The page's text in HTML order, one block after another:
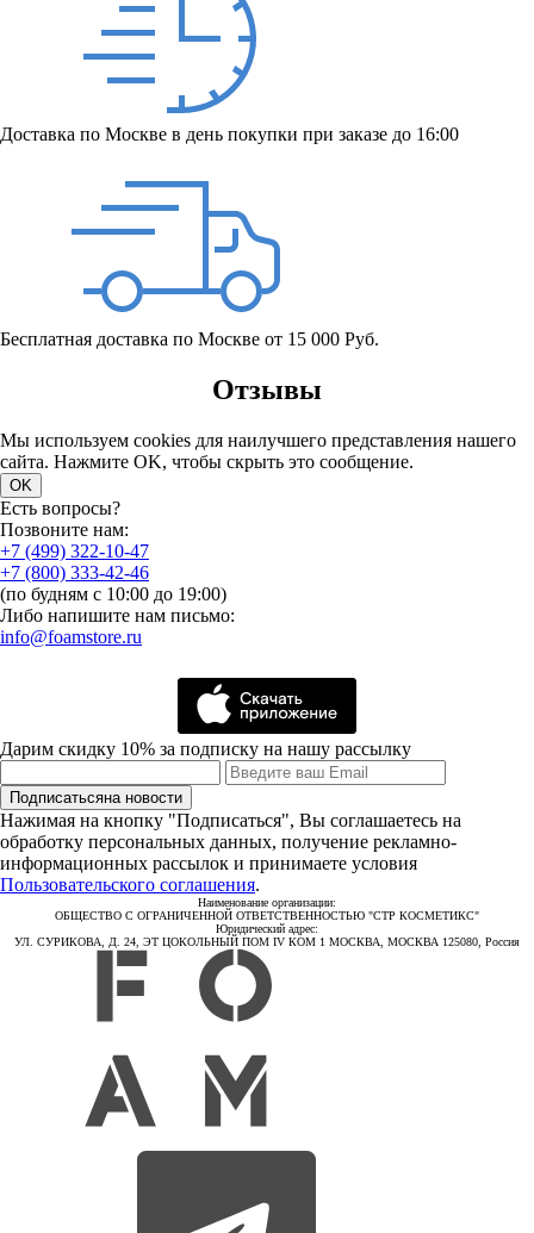
Доставка по Москве в день покупки при заказе до 16:00
Бесплатная доставка по Москве от 15 000 Руб.
Отзывы
Мы используем cookies для наилучшего представления нашего
сайта. Нажмите OK, чтобы скрыть это сообщение.
OK
Есть вопросы?
Позвоните нам:
+7 (499) 322-10-47
+7 (800) 333-42-46
(по будням с 10:00 до 19:00)
Либо напишите нам письмо:
info@foamstore.ru
Дарим скидку 10% за подписку на нашу рассылку
Подписатьсяна новости
Нажимая на кнопку "Подписаться", Вы соглашаетесь на
обработку персональных данных, получение рекламно-
информационных рассылок и принимаете условия
Пользовательского соглашения.
Наименование организации:
ОБЩЕСТВО С ОГРАНИЧЕННОЙ ОТВЕТСТВЕННОСТЬЮ "СТР КОСМЕТИКС"
Юридический адрес:
УЛ. СУРИКОВА, Д. 24, ЭТ ЦОКОЛЬНЫЙ ПОМ IV КОМ 1 МОСКВА, МОСКВА 125080, Россия